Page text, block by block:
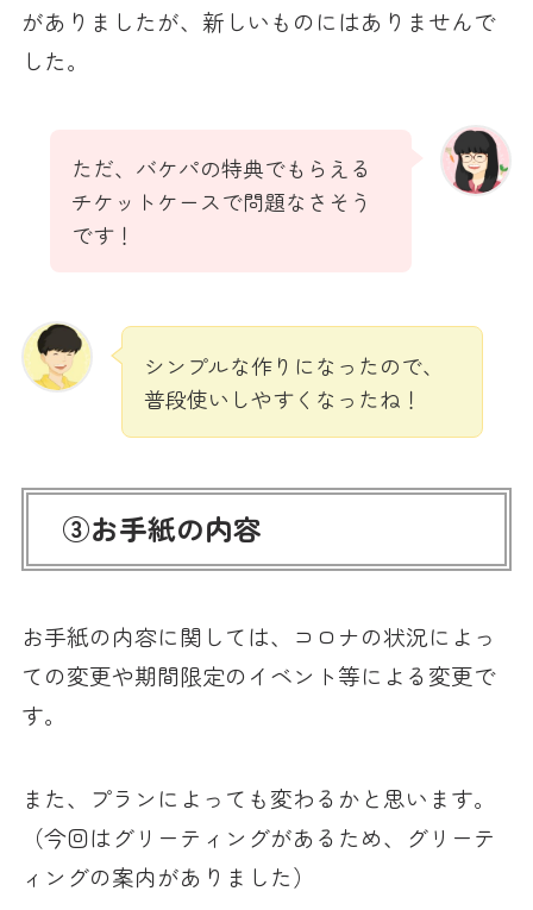
がありましたが、新しいものにはありませんで
した。
ただ、バケパの特典でもらえる
チケットケースで問題なさそう
です！
シンプルな作りになったので、
普段使いしやすくなったね！
③お手紙の内容
お手紙の内容に関しては、コロナの状況によっ
ての変更や期間限定のイベント等による変更で
す。
また、プランによっても変わるかと思います。
（今回はグリーティングがあるため、グリーテ
ィングの案内がありました）